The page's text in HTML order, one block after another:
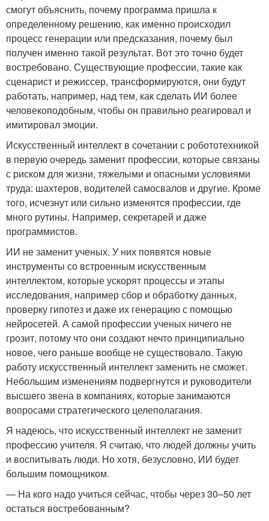
смогут объяснить, почему программа пришла к
определенному решению, как именно происходил
процесс генерации или предсказания, почему был
получен именно такой результат. Вот это точно будет
востребовано. Существующие профессии, такие как
сценарист и режиссер, трансформируются, они будут
работать, например, над тем, как сделать ИИ более
человекоподобным, чтобы он правильно реагировал и
имитировал эмоции.
Искусственный интеллект в сочетании с робототехникой
в первую очередь заменит профессии, которые связаны
с риском для жизни, тяжелыми и опасными условиями
труда: шахтеров, водителей самосвалов и другие. Кроме
того, исчезнут или сильно изменятся профессии, где
много рутины. Например, секретарей и даже
программистов.
ИИ не заменит ученых. У них появятся новые
инструменты со встроенным искусственным
интеллектом, которые ускорят процессы и этапы
исследования, например сбор и обработку данных,
проверку гипотез и даже их генерацию с помощью
нейросетей. А самой профессии ученых ничего не
грозит, потому что они создают нечто принципиально
новое, чего раньше вообще не существовало. Такую
работу искусственный интеллект заменить не сможет.
Небольшим изменениям подвергнутся и руководители
высшего звена в компаниях, которые занимаются
вопросами стратегического целеполагания.
Я надеюсь, что искусственный интеллект не заменит
профессию учителя. Я считаю, что людей должны учить
и воспитывать люди. Но хотя, безусловно, ИИ будет
большим помощником.
— На кого надо учиться сейчас, чтобы через 30–50 лет
остаться востребованным?